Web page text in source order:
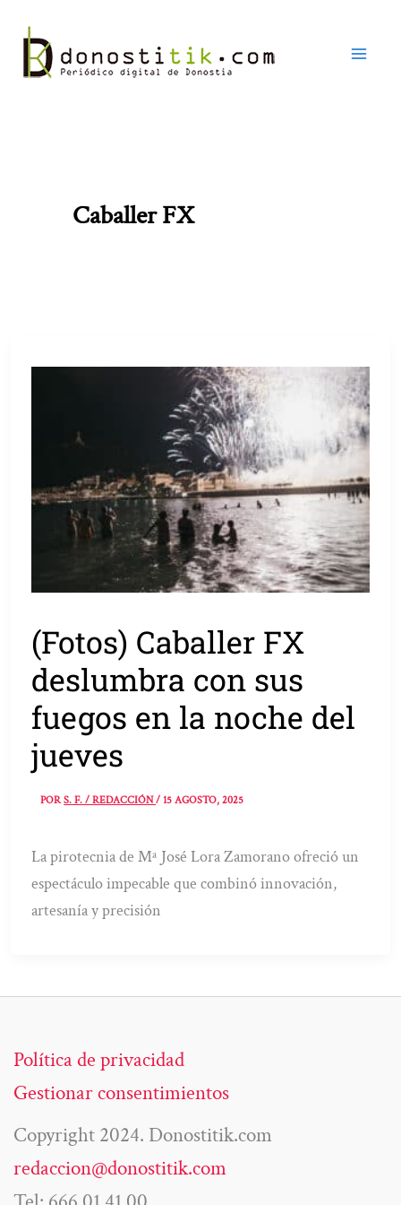
contenido
Caballer FX
(Fotos) Caballer FX
deslumbra con sus
fuegos en la noche del
jueves
PORS. F. / REDACCIÓN/15 AGOSTO, 2025
La pirotecnia de Mª José Lora Zamorano ofreció un
espectáculo impecable que combinó innovación,
artesanía y precisión
Política de privacidad
Gestionar consentimientos
Copyright 2024. Donostitik.com
redaccion@donostitik.com